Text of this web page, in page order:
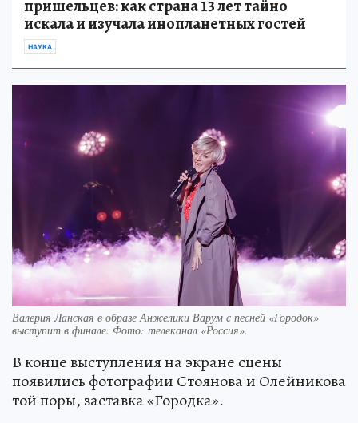
пришельцев: как страна 13 лет тайно
искала и изучала инопланетных гостей
НАУКА
Валерия Ланская в образе Анжелики Варум с песней «Городок»
выступит в финале. Фото: телеканал «Россия».
В конце выступления на экране сцены
появились фотографии Стоянова и Олейникова
той поры, заставка «Городка».